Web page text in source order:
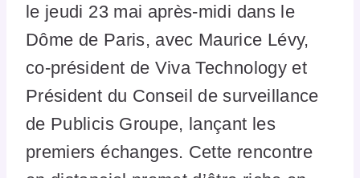
le jeudi 23 mai après-midi dans le
Dôme de Paris, avec Maurice Lévy,
co-président de Viva Technology et
Président du Conseil de surveillance
de Publicis Groupe, lançant les
premiers échanges. Cette rencontre